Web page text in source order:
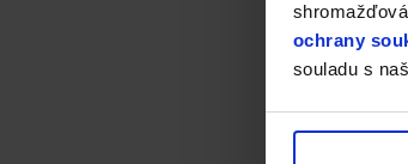
ochrany
souladu s